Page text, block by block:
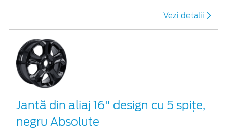
Vezi detalii
Jantă din aliaj 16" design cu 5 spițe,
negru Absolute